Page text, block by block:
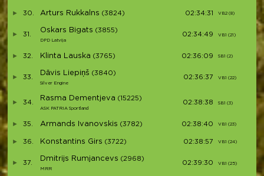
30. Arturs Rukkalns (3824) 02:34:31 VB2 (8)
31.
Oskars Bigats (3855)
DPD Latvija
02:34:49 VB1 (21)
32. Klinta Lauska (3765) 02:36:09 SB1 (2)
33.
Dāvis Liepiņš (3840)
Silver Engine
02:36:37 VB1 (22)
34.
Rasma Dementjeva (15225)
ASK PATRIA Sportland
02:38:38 SB1 (3)
35. Armands Ivanovskis (3782) 02:38:40 VB1 (23)
36. Konstantins Girs (3722) 02:38:57 VB1 (24)
37.
Dmitrijs Rumjancevs (2968)
MRR
02:39:30 VB1 (25)